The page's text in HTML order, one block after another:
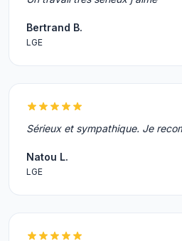
Bertrand B.
LGE
Sérieux et sympathique. Je
Natou L.
LGE